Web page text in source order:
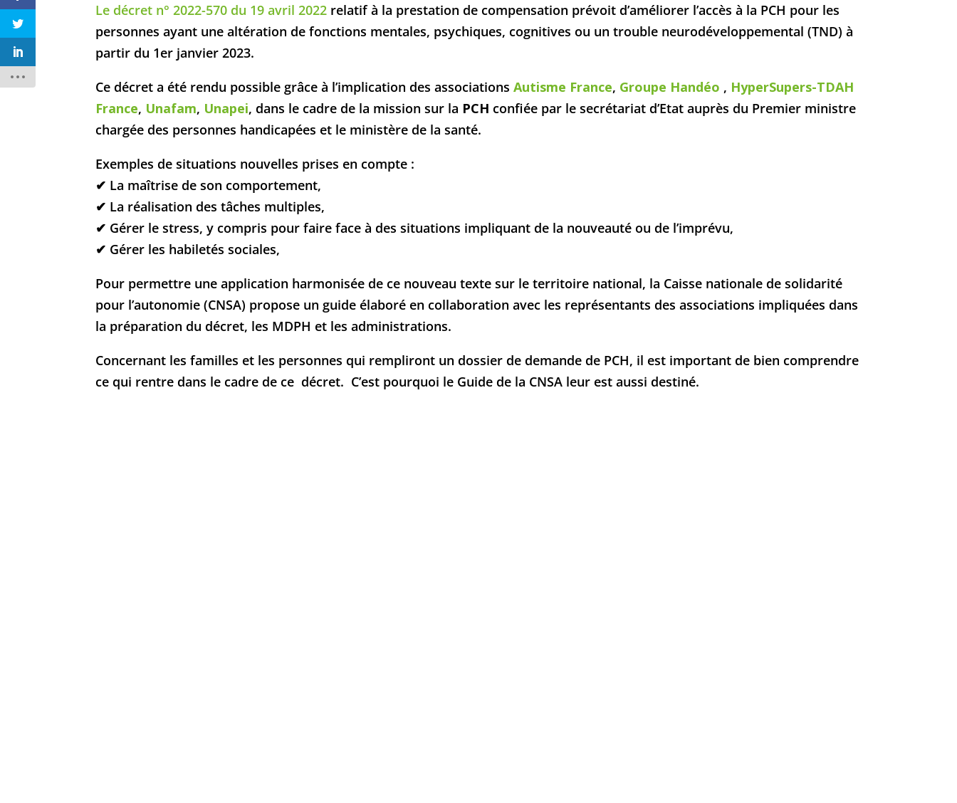
Le décret n° 2022-570 du 19 avril 2022 relatif à la prestation de compensation prévoit d’améliorer l’accès à la PCH pour les
personnes ayant une altération de fonctions mentales, psychiques, cognitives ou un trouble neurodéveloppemental (TND) à
partir du 1er janvier 2023.
Ce décret a été rendu possible grâce à l’implication des associationsAutisme France, Groupe Handéo , HyperSupers-TDAH
France, Unafam, Unapei, dans le cadre de la mission sur la PCH confiée par le secrétariat d’Etat auprès du Premier ministre
chargée des personnes handicapées et le ministère de la santé.
Exemples de situations nouvelles prises en compte :
✔ La maîtrise de son comportement,
✔ La réalisation des tâches multiples,
✔ Gérer le stress, y compris pour faire face à des situations impliquant de la nouveauté ou de l’imprévu,
✔ Gérer les habiletés sociales,
Pour permettre une application harmonisée de ce nouveau texte sur le territoire national, la Caisse nationale de solidarité
pour l’autonomie (CNSA) propose un guide élaboré en collaboration avec les représentants des associations impliquées dans
la préparation du décret, les MDPH et les administrations.
Concernant les familles et les personnes qui rempliront un dossier de demande de PCH, il est important de bien comprendre
ce qui rentre dans le cadre de ce décret. C’est pourquoi le Guide de la CNSA leur est aussi destiné.